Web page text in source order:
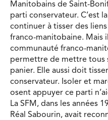
Manitobains de Saint-
parti conservateur. C’est
continuer à tisser des
franco-manitobaine. Mais
communauté franco-
permettre de mettre tous
panier. Elle aussi doit
conservateur. Isoler et
osent appuyer ce parti
La SFM, dans les années
Réal Sabourin, avait